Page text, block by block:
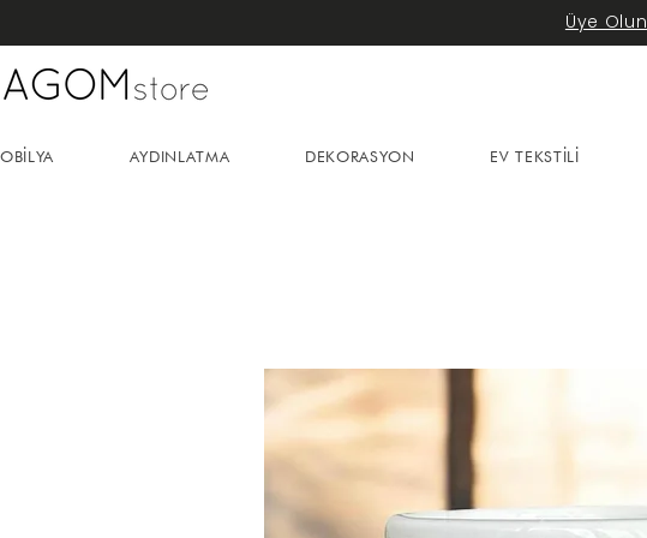
Üye Olun
AYDINLATMA DEKORASYON EV TEKSTİLİ